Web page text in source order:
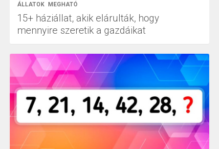
ÁLLATOK MEGHATÓ
15+ háziállat, akik elárulták, hogy
mennyire szeretik a gazdáikat